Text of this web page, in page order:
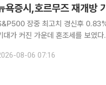
욕증시,호르무즈 재개
장중 최고치 경신후 0.83% 하락 마감 뉴욕증시가 5일(현지시
가 커진 가운데 혼조세를 보였다. 이날 블룸버그통신에 따르면 뉴욕증시에서 다우지수는 전장
포인트(0.17%) 밀린 7723.55
08-06 07:16